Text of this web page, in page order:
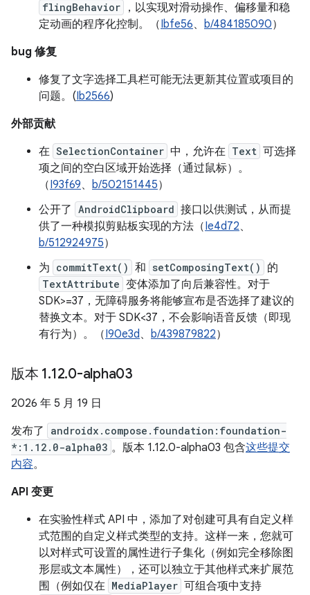
flingBehavior
，以实现对滑动操作、偏移量和稳
定动画的程序化控制。（Ibfe56、 b/484185090）
bug 修复
修复了文字选择工具栏可能无法更新其位置或项目的
问题。(Ib2566)
外部贡献
在 SelectionContainer 中，允许在 Text 可选择
项之间的空白区域开始选择（通过鼠标）。
（I93f69、 b/502151445）
公开了 AndroidClipboard 接口以供测试，从而提
供了一种模拟剪贴板实现的方法（Ie4d72、
b/512924975）
为 commitText() 和 setComposingText() 的
TextAttribute 变体添加了向后兼容性。对于
SDK>=37，无障碍服务将能够宣布是否选择了建议的
替换文本。对于 SDK<37，不会影响语音反馈（即现
有行为）。（I90e3d、 b/439879822）
版本 1.12.0-alpha03
2026 年 5 月 19 日
发布了
androidx.compose.foundation:foundation-
*:1.12.0-alpha03 。版本 1.12.0-alpha03 包含这些提交
内容。
API 变更
在实验性样式 API 中，添加了对创建可具有自定义样
式范围的自定义样式类型的支持。这样一来，您就可
以对样式可设置的属性进行子集化（例如完全移除图
形层或文本属性），还可以独立于其他样式来扩展范
围（例如仅在 MediaPlayer 可组合项中支持